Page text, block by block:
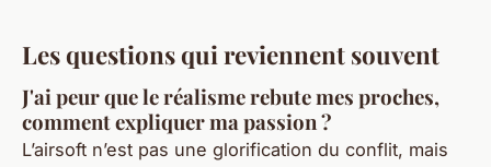
Les questions qui reviennent souvent
J'ai peur que le réalisme rebute mes proches,
comment expliquer ma passion ?
L’airsoft n’est pas une glorification du conflit, mais